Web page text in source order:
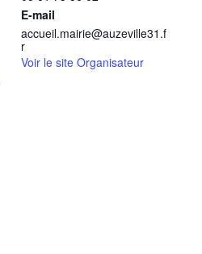
E-mail
accueil.mairie@auzeville31.f
r
Voir le site Organisateur